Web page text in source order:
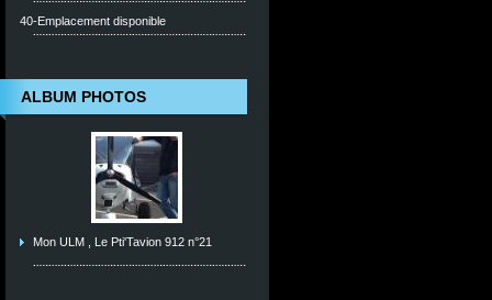
40-Emplacement disponible
ALBUM PHOTOS
Mon ULM , Le Pti'Tavion 912 n°21